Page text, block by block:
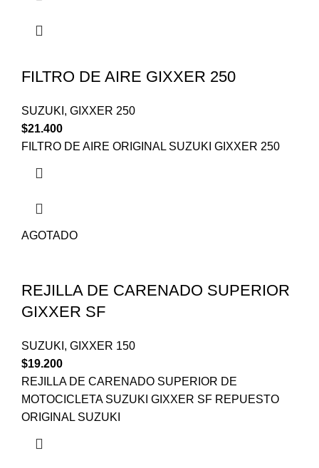
FILTRO DE AIRE GIXXER 250
SUZUKI , GIXXER 250
$21.400
FILTRO DE AIRE ORIGINAL SUZUKI GIXXER 250
AGOTADO
REJILLA DE CARENADO SUPERIOR
GIXXER SF
SUZUKI , GIXXER 150
$19.200
REJILLA DE CARENADO SUPERIOR DE
MOTOCICLETA SUZUKI GIXXER SF REPUESTO
ORIGINAL SUZUKI